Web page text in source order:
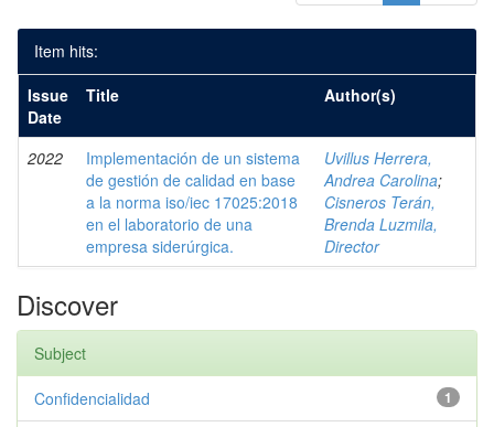
Item hits:
Issue
Date
Title Author(s)
2022
Implementación de un sistema
de gestión de calidad en base
a la norma iso/iec 17025:2018
en el laboratorio de una
empresa siderúrgica.
Uvillus Herrera,
Andrea Carolina;
Cisneros Terán,
Brenda Luzmila,
Director
Discover
Subject
1
Confidencialidad